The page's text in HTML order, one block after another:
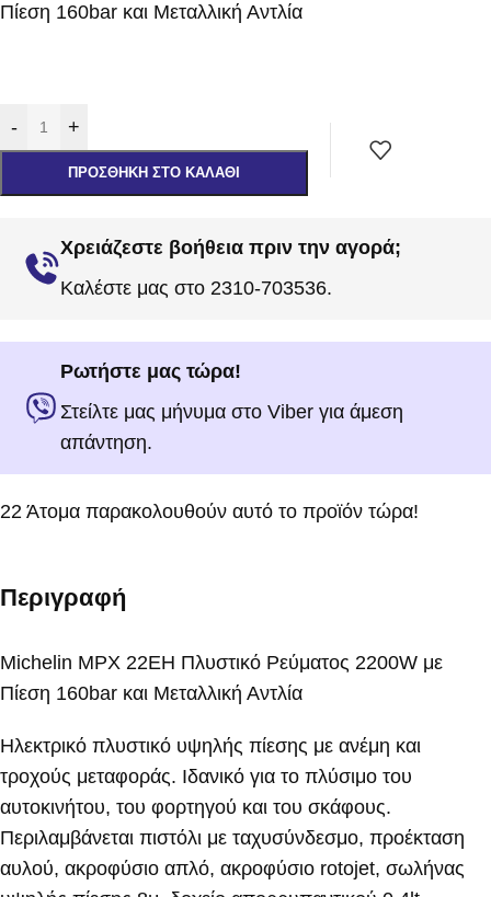
Πίεση 160bar και Μεταλλική Αντλία
- +
ΠΡΟΣΘΉΚΗ ΣΤΟ ΚΑΛΆΘΙ
Χρειάζεστε βοήθεια πριν την αγορά;
Καλέστε μας στο 2310-703536.
Ρωτήστε μας τώρα!
Στείλτε μας μήνυμα στο Viber για άμεση
απάντηση.
22 Άτομα παρακολουθούν αυτό το προϊόν τώρα!
Περιγραφή
Michelin MPX 22EH Πλυστικό Ρεύματος 2200W με
Πίεση 160bar και Μεταλλική Αντλία
Ηλεκτρικό πλυστικό υψηλής πίεσης με ανέμη και
τροχούς μεταφοράς. Ιδανικό για το πλύσιμο του
αυτοκινήτου, του φορτηγού και του σκάφους.
Περιλαμβάνεται πιστόλι με ταχυσύνδεσμο, προέκταση
αυλού, ακροφύσιο απλό, ακροφύσιο rotojet, σωλήνας